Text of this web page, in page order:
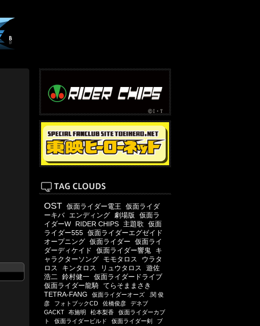
OST 仮面ライダー電王
仮面ライダ
ーキバ
エンディング 劇場版
仮面ラ
イダーW
RIDER CHIPS 主題歌
仮面
ライダー555 仮面ライダーエグゼイド
オープニング 仮面ライダー
仮面ライ
ダーディケイド
仮面ライダー響鬼
キ
ャラクターソング
モモタロス
ウラタ
ロス
キンタロス リュウタロス
遊佐
浩二
鈴村健一 仮面ライダードライブ
仮面ライダー龍騎 てらそままさき
TETRA-FANG
仮面ライダーオーズ
.関 俊
彦
フォトブックCD 佐橋俊彦
デネブ
GACKT
布施明 松本梨香
仮面ライダーカブ
ト
仮面ライダービルド 仮面ライダー剣
ブ